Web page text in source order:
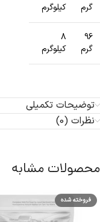
گرم
کیلوگرم
96
گرم
8
کیلوگرم
توضیحات تکمیلی
نظرات (0)
محصولات مشابه
فروخته شده